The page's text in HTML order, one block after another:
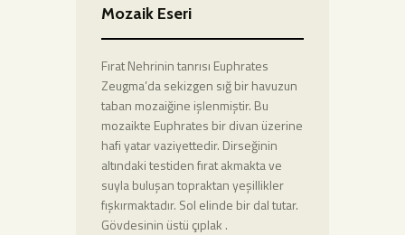
Mozaik Eseri
Fırat Nehrinin tanrısı Euphrates
Zeugma’da sekizgen sığ bir havuzun
taban mozaiğine işlenmiştir. Bu
mozaikte Euphrates bir divan üzerine
hafi yatar vaziyettedir. Dirseğinin
altındaki testiden fırat akmakta ve
suyla buluşan topraktan yeşillikler
fışkırmaktadır. Sol elinde bir dal tutar.
Gövdesinin üstü çıplak .